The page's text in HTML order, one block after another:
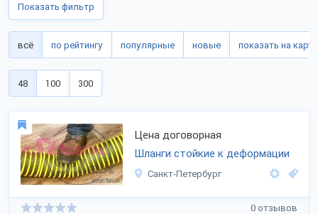
Показать фильтр
всё по рейтингу популярные новые показать на карте
48 100 300
Цена договорная
Шланги стойкие к деформации
Санкт-Петербург
0 отзывов